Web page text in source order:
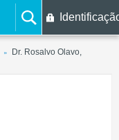
Dr. Rosalvo Olavo,